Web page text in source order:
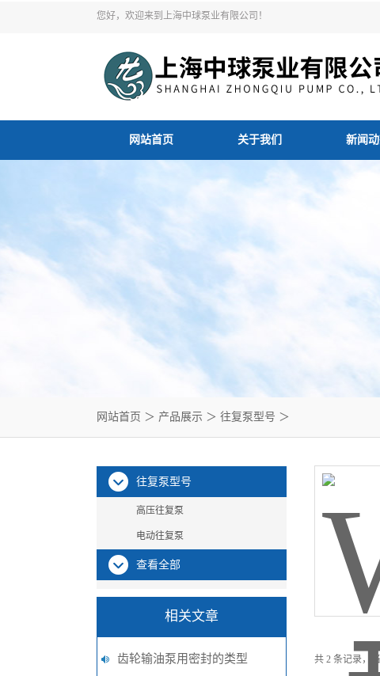
您好，欢迎来到上海中球泵业有限公司！
网站首页 关于我们 新闻
网站首页 ＞ 产品展示 ＞ 往复泵型号 ＞
往复泵型号
高压往复泵
电动往复泵
查看全部
相关文章
齿轮输油泵用密封的类型 共 2 条记录，